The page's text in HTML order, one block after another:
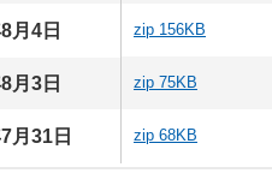
月4日 zip 156KB
月3日 zip 75KB
月31日 zip 68KB